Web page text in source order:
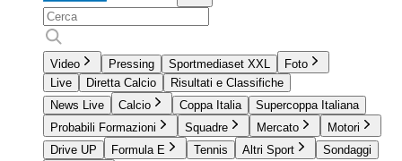
Video Pressing Sportmediaset XXL
Foto
Live
Diretta Calcio
Risultati e Classifiche
News Live
Calcio Coppa Italia
Supercoppa Italiana
Probabili Formazioni
Squadre Mercato
Motori
Drive UP
Formula E Tennis Altri Sport
Sondaggi